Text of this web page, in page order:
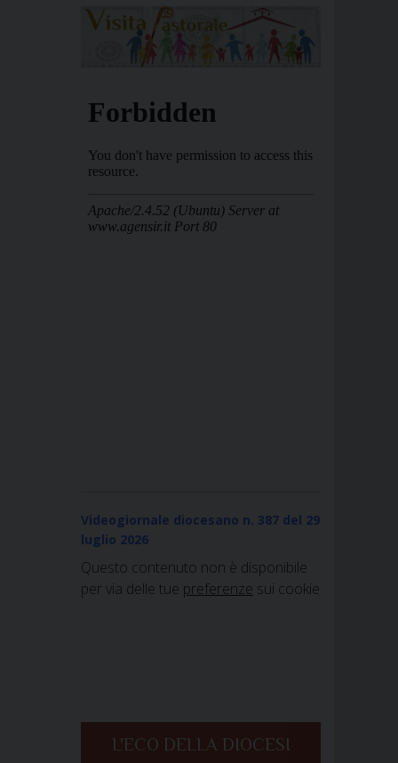
Videogiornale diocesano n. 387 del 29
luglio 2026
Questo contenuto non è disponibile
per via delle tue preferenze sui cookie
L'ECO DELLA DIOCESI